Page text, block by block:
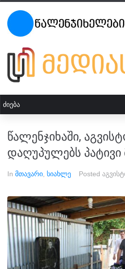
წალენჯიხაში,
დაღუპულებს პატივი
In მთავარი სიახლე Posted